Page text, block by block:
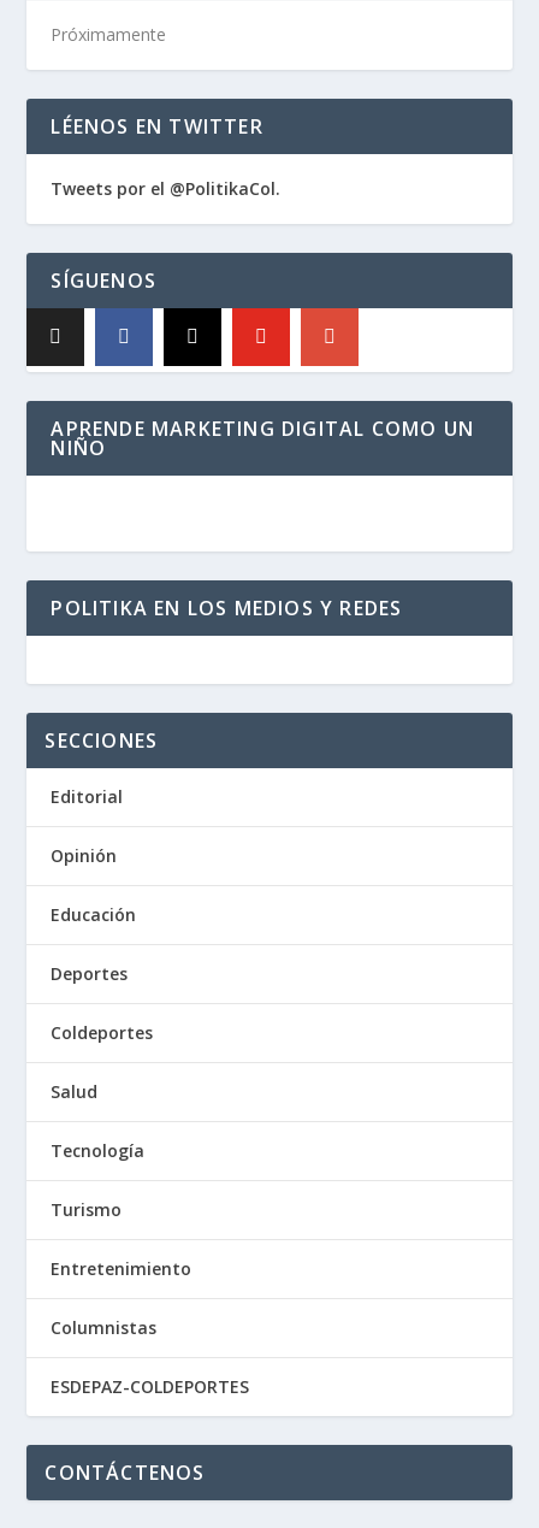
Próximamente
LÉENOS EN TWITTER
Tweets por el @PolitikaCol.
SÍGUENOS
APRENDE MARKETING DIGITAL COMO UN
NIÑO
POLITIKA EN LOS MEDIOS Y REDES
SECCIONES
Editorial
Opinión
Educación
Deportes
Coldeportes
Salud
Tecnología
Turismo
Entretenimiento
Columnistas
ESDEPAZ-COLDEPORTES
CONTÁCTENOS